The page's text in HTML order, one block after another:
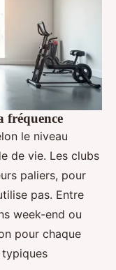
fréquence
le niveau
de vie. Les clubs
paliers, pour
pas. Entre
week-end ou
pour chaque